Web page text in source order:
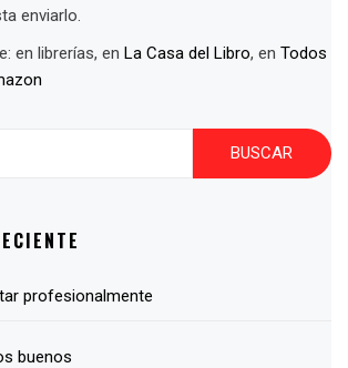
enviarlo.
en librerías, en La Casa del Libro, en Todos
profesionalmente
buenos